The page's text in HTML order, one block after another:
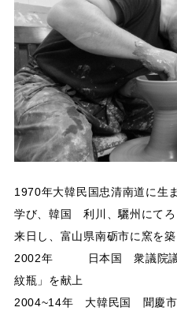
1970年大韓民国忠清南道に生
学び、韓国 利川、驪州にて
来日し、富山県南砺市に窯を築
2002年 日本国 衆議院議
紋瓶」を献上
2004~14年 大韓民国 聞慶市